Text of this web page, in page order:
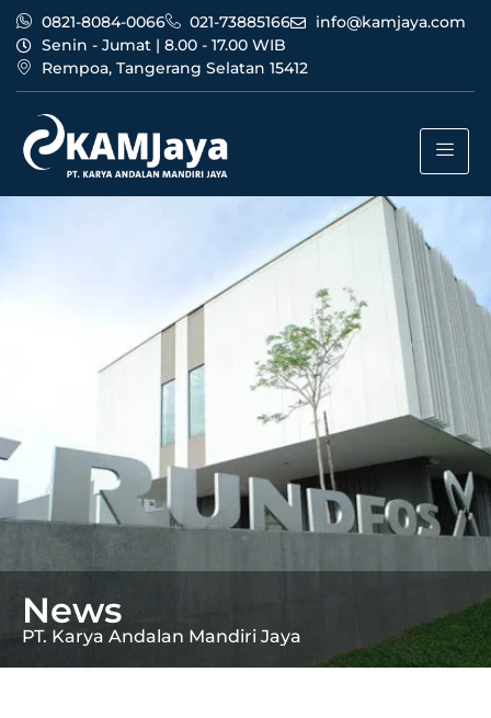
0821-8084-0066 021-73885166
info@kamjaya.com
Senin - Jumat | 8.00 - 17.00 WIB
Rempoa, Tangerang Selatan 15412
News
News
PT. Karya Andalan Mandiri Jaya